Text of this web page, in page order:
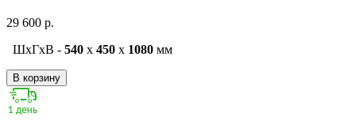
29 600 р.
ШxГxВ - 540 x 450 x 1080 мм
В корзину